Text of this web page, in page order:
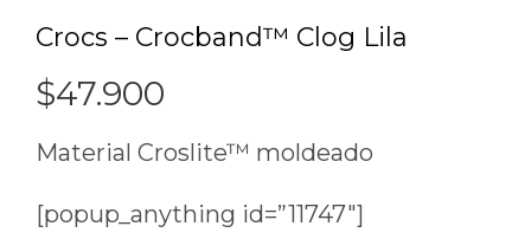
Crocs – Crocband™ Clog Lila
$47.900
Material Croslite™ moldeado
[popup_anything id=”11747″]